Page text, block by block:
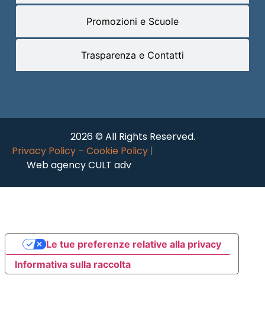
Promozioni e Scuole
Trasparenza e Contatti
2026 © All Rights Reserved.
Privacy Policy – Cookie Policy |
Web agency CULT adv
Informativa sulla raccolta
Le tue preferenze relative alla privacy